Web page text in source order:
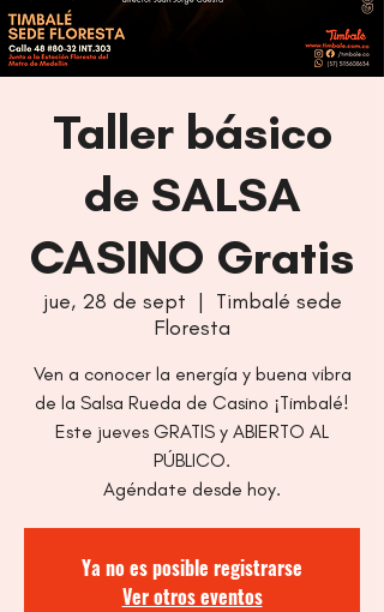
Taller básico
de SALSA
CASINO Gratis
jue, 28 de sept
  |
Timbalé sede
Floresta
Ven a conocer la energía y buena vibra
de la Salsa Rueda de Casino ¡Timbalé!
Este jueves GRATIS y ABIERTO AL
PÚBLICO.
Agéndate desde hoy.
Ya no es posible registrarse
Ver otros eventos